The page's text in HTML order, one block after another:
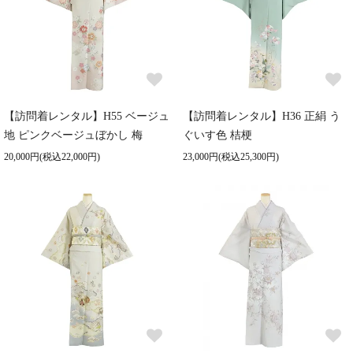
【訪問着レンタル】H55 ベージュ
地 ピンクベージュぼかし 梅
20,000円(税込22,000円)
【訪問着レンタル】H36 正絹 う
ぐいす色 桔梗
23,000円(税込25,300円)